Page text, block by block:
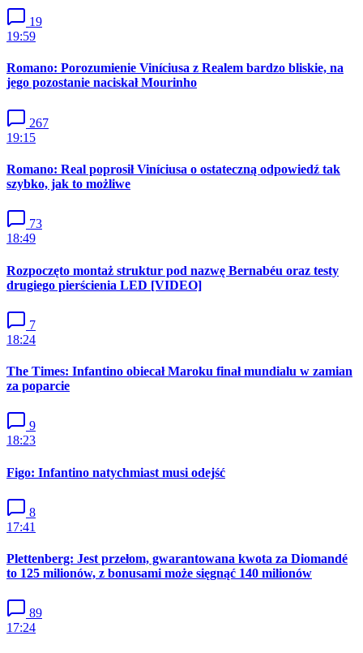
19
19:59
Romano: Porozumienie Viníciusa z Realem bardzo bliskie, na
jego pozostanie naciskał Mourinho
267
19:15
Romano: Real poprosił Viníciusa o ostateczną odpowiedź tak
szybko, jak to możliwe
73
18:49
Rozpoczęto montaż struktur pod nazwę Bernabéu oraz testy
drugiego pierścienia LED [VIDEO]
7
18:24
The Times: Infantino obiecał Maroku finał mundialu w zamian
za poparcie
9
18:23
Figo: Infantino natychmiast musi odejść
8
17:41
Plettenberg: Jest przełom, gwarantowana kwota za Diomandé
to 125 milionów, z bonusami może sięgnąć 140 milionów
89
17:24